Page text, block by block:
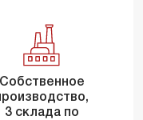
Собственное
3 склада по